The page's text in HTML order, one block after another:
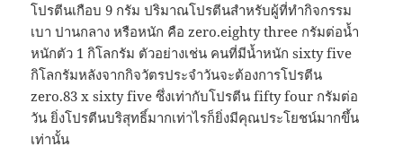
โปรตีนเกือบ 9 กรัม ปริมาณโปรตีนสำหรับผู้ที่ทำกิจกรรม
เบา ปานกลาง หรือหนัก คือ zero.eighty three กรัมต่อน้ำ
หนักตัว 1 กิโลกรัม ตัวอย่างเช่น คนที่มีน้ำหนัก sixty five
กิโลกรัมหลังจากกิจวัตรประจำวันจะต้องการโปรตีน
zero.83 x sixty five ซึ่งเท่ากับโปรตีน fifty four กรัมต่อ
วัน ยิ่งโปรตีนบริสุทธิ์มากเท่าไรก็ยิ่งมีคุณประโยชน์มากขึ้น
เท่านั้น